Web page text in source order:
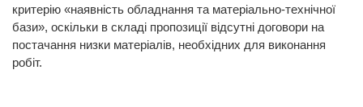
критерію «наявність обладнання та матеріально-технічної
бази», оскільки в складі пропозиції відсутні договори на
постачання низки матеріалів, необхідних для виконання
робіт.